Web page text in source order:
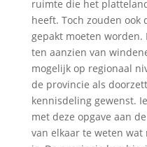
ruimte die het
heeft. Toch zouden ook
gepakt moeten
ten aanzien van
mogelijk op regionaal
de provincie als
kennisdeling gewenst.
met deze opgave aan
van elkaar te weten